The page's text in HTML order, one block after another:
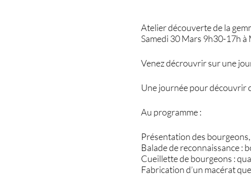
Atelier découverte de la
Samedi 30 Mars 9h30-17h à
Venez décrouvrir sur une
Une journée pour découvrir
Au programme :
Présentation des
Balade de reconnaissance :
Cueillette de bourgeons :
Fabrication d’un macérat